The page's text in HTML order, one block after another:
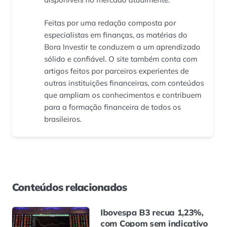
Feitas por uma redação composta por
especialistas em finanças, as matérias do
Bora Investir te conduzem a um aprendizado
sólido e confiável. O site também conta com
artigos feitos por parceiros experientes de
outras instituições financeiras, com conteúdos
que ampliam os conhecimentos e contribuem
para a formação financeira de todos os
brasileiros.
Conteúdos relacionados
Ibovespa B3 recua 1,23%,
com Copom sem indicativo